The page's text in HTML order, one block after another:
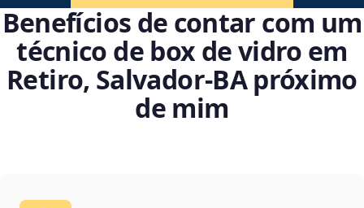
Benefícios de contar com um
técnico de box de vidro em
Retiro, Salvador‑BA próximo
de mim